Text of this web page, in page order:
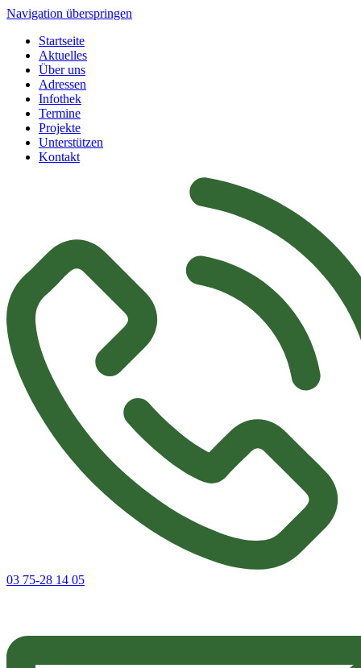
Navigation überspringen
Startseite
Aktuelles
Über uns
Adressen
Infothek
Termine
Projekte
Unterstützen
Kontakt
03 75-28 14 05